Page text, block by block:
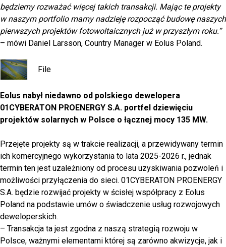
będziemy rozważać więcej takich transakcji. Mając te projekty
w naszym portfolio mamy nadzieję rozpocząć budowę naszych
pierwszych projektów fotowoltaicznych już w przyszłym roku.”
– mówi Daniel Larsson, Country Manager w Eolus Poland.
File
Eolus nabył niedawno od polskiego dewelopera
01CYBERATON PROENERGY S.A. portfel dziewięciu
projektów solarnych w Polsce o łącznej mocy 135 MW.
Przejęte projekty są w trakcie realizacji, a przewidywany termin
ich komercyjnego wykorzystania to lata 2025-2026 r., jednak
termin ten jest uzależniony od procesu uzyskiwania pozwoleń i
możliwości przyłączenia do sieci. 01CYBERATON PROENERGY
S.A. będzie rozwijać projekty w ścisłej współpracy z Eolus
Poland na podstawie umów o świadczenie usług rozwojowych
deweloperskich.
– Transakcja ta jest zgodna z naszą strategią rozwoju w
Polsce, ważnymi elementami której są zarówno akwizycje, jak i